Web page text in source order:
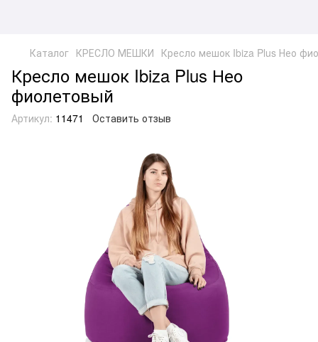
Каталог КРЕСЛО МЕШКИ Кресло мешок Ibiza Plus Нео
Кресло мешок Ibiza Plus Нео
фиолетовый
Артикул: 11471 Оставить отзыв